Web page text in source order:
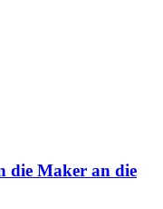
die Maker an die